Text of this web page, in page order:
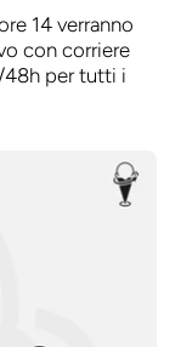
14 verranno
con corriere
48h per tutti i